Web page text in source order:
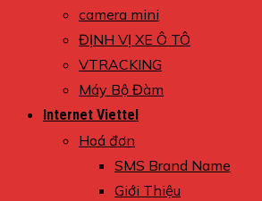
camera mini
ĐỊNH VỊ XE Ô TÔ
VTRACKING
Máy Bộ Đàm
Internet Viettel
Hoá đơn
SMS Brand Name
Giới Thiệu